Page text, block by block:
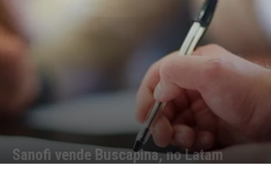
Sanofi vende Buscapina, no Latam